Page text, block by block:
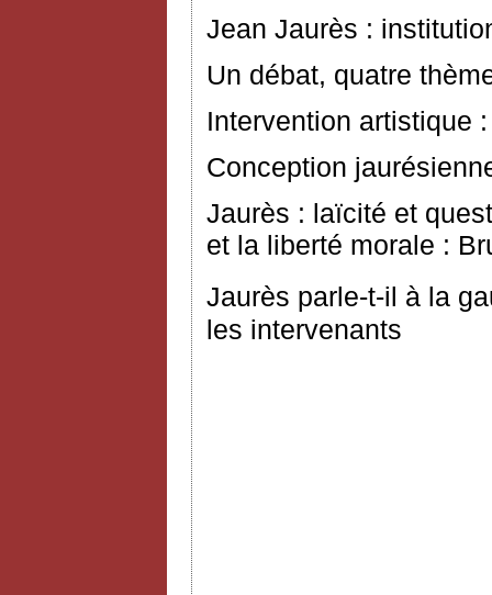
Jean Jaurès :
Un débat, quatre
Intervention artistique
Conception
Jaurès : laïcité et
et la liberté morale :
Jaurès parle-t-il à la
les intervenants